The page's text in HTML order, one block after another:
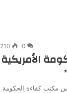
0
210
الأمريكية
مكتب كفاءة الحكومة